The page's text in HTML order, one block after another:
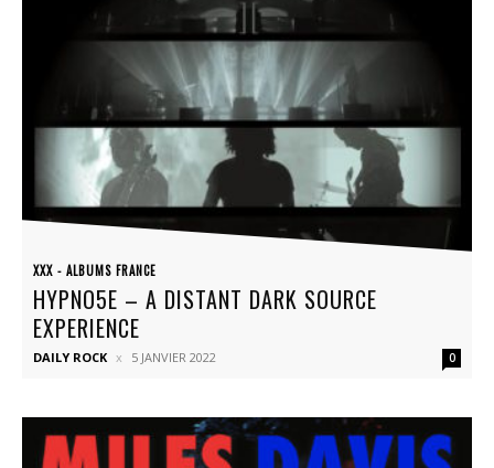
XXX - ALBUMS FRANCE
HYPNO5E – A DISTANT DARK SOURCE
EXPERIENCE
DAILY ROCK 5 JANVIER 2022 0